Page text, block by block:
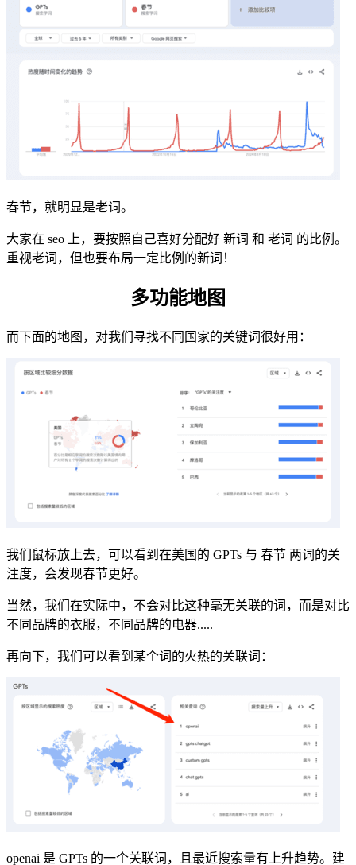
春节，就明显是老词。
大家在 seo 上，要按照自己喜好分配好 新词 和 老词 的比例。
重视老词，但也要布局一定比例的新词！
多功能地图
而下面的地图，对我们寻找不同国家的关键词很好用：
我们鼠标放上去，可以看到在美国的 GPTs 与 春节 两词的关
注度，会发现春节更好。
当然，我们在实际中，不会对比这种毫无关联的词，而是对比
不同品牌的衣服，不同品牌的电器.....
再向下，我们可以看到某个词的火热的关联词：
openai 是 GPTs 的一个关联词，且最近搜索量有上升趋势。建